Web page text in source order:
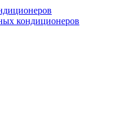
кондиционеров